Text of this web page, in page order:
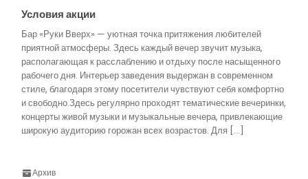
Условия акции
Бар «Руки Вверх» — уютная точка притяжения любителей
приятной атмосферы. Здесь каждый вечер звучит музыка,
располагающая к расслаблению и отдыху после насыщенного
рабочего дня. Интерьер заведения выдержан в современном
стиле, благодаря этому посетители чувствуют себя комфортно
и свободно.Здесь регулярно проходят тематические вечеринки,
концерты живой музыки и музыкальные вечера, привлекающие
широкую аудиторию горожан всех возрастов. Для […]
Архив